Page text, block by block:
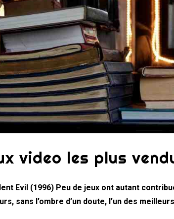
video les plus
Evil (1996) Peu de jeux ont autant
sans l’ombre d’un doute, l’un des